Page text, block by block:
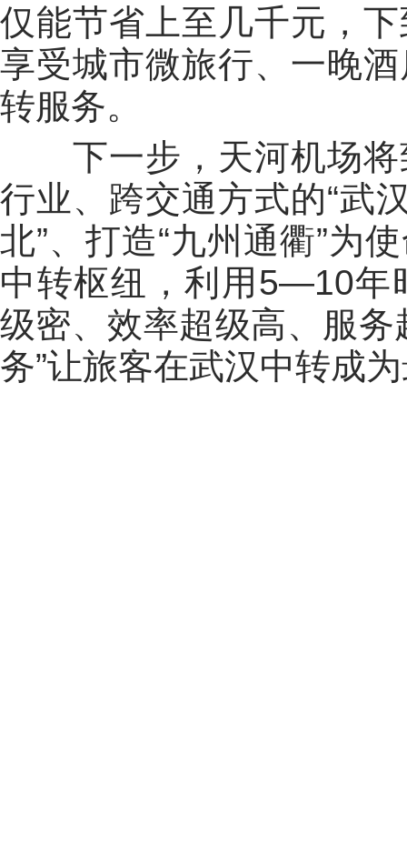
仅能节省上至几千元，
享受城市微旅行、一晚
转服务。
下一步，天河机场将
行业、跨交通方式的“武
北”、打造“九州通衢”为
中转枢纽，利用5—10年
级密、效率超级高、服
务”让旅客在武汉中转成